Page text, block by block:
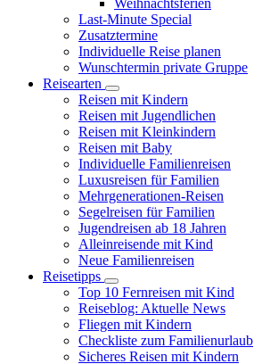
Weihnachtsferien
Last-Minute Special
Zusatztermine
Individuelle Reise planen
Wunschtermin private Gruppe
Reisearten
Reisen mit Kindern
Reisen mit Jugendlichen
Reisen mit Kleinkindern
Reisen mit Baby
Individuelle Familienreisen
Luxusreisen für Familien
Mehrgenerationen-Reisen
Segelreisen für Familien
Jugendreisen ab 18 Jahren
Alleinreisende mit Kind
Neue Familienreisen
Reisetipps
Top 10 Fernreisen mit Kind
Reiseblog: Aktuelle News
Fliegen mit Kindern
Checkliste zum Familienurlaub
Sicheres Reisen mit Kindern